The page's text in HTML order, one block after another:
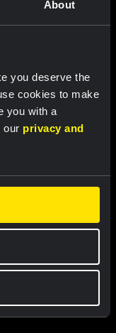
About
you deserve the
cookies to make
you with a
our privacy and
- Team Visma |